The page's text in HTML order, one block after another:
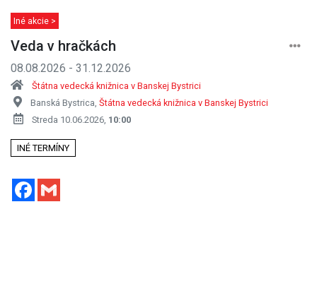
Iné akcie >
Veda v hračkách
08.08.2026 - 31.12.2026
Štátna vedecká knižnica v Banskej Bystrici
Banská Bystrica, Štátna vedecká knižnica v Banskej Bystrici
Streda 10.06.2026, 10:00
INÉ TERMÍNY
Facebook